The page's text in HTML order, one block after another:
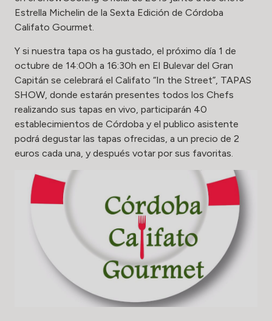
Estrella Michelin de la Sexta Edición de Córdoba
Califato Gourmet.
Y si nuestra tapa os ha gustado, el próximo día 1 de
octubre de 14:00h a 16:30h en El Bulevar del Gran
Capitán se celebrará el Califato “In the Street”, TAPAS
SHOW, donde estarán presentes todos los Chefs
realizando sus tapas en vivo, participarán 40
establecimientos de Córdoba y el publico asistente
podrá degustar las tapas ofrecidas, a un precio de 2
euros cada una, y después votar por sus favoritas.